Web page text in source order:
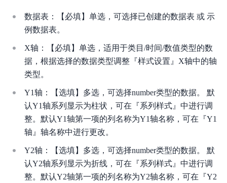
数据表：【必填】单选，可选择已创建的数据表 或 示
例数据表。
X轴：【必填】单选，适用于类目/时间/数值类型的数
据，根据选择的数据类型调整『样式设置』X轴中的轴
类型。
Y1轴：【选填】多选，可选择number类型的数据。 默
认Y1轴系列显示为柱状，可在『系列样式』中进行调
整。默认Y1轴第一项的列名称为Y1轴名称，可在『Y1
轴』轴名称中进行更改。
Y2轴：【选填】多选，可选择number类型的数据。 默
认Y2轴系列显示为折线，可在『系列样式』中进行调
整。默认Y2轴第一项的列名称为Y2轴名称，可在『Y2